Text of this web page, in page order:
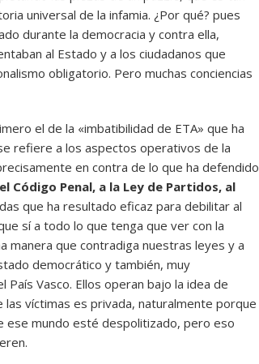
universal de la infamia. ¿Por qué? pues
durante la democracia y contra ella,
al Estado y a los ciudadanos que
obligatorio. Pero muchas conciencias
el de la «imbatibilidad de ETA» que ha
refiere a los aspectos operativos de la
en contra de lo que ha defendido
Código Penal, a la Ley de Partidos, al
que ha resultado eficaz para debilitar al
sí a todo lo que tenga que ver con la
manera que contradiga nuestras leyes y a
democrático y también, muy
Vasco. Ellos operan bajo la idea de
víctimas es privada, naturalmente porque
ese mundo esté despolitizado, pero eso